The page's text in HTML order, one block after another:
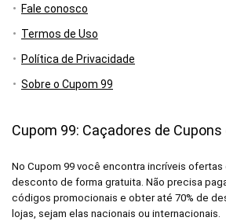
Fale conosco
Termos de Uso
Política de Privacidade
Sobre o Cupom 99
Cupom 99: Caçadores de
No Cupom 99 você encontra incríveis
desconto de forma gratuita. Não precisa
códigos promocionais e obter até 70% de
lojas, sejam elas nacionais ou internacionais.